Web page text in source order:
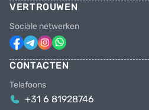
VERTROUWEN
Sociale netwerken
CONTACTEN
Telefoons
+31 6 81928746